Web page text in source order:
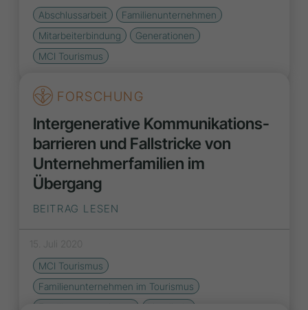
Abschlussarbeit
Familienunternehmen
Mitarbeiterbindung
Generationen
MCI Tourismus
FORSCHUNG
Intergenerative Kommunikations­
barrieren und Fallstricke von
Unternehmerfamilien im
Übergang
BEITRAG LESEN
15. Juli 2020
MCI Tourismus
Familienunternehmen im Tourismus
Familienunternehmen
Hotellerie